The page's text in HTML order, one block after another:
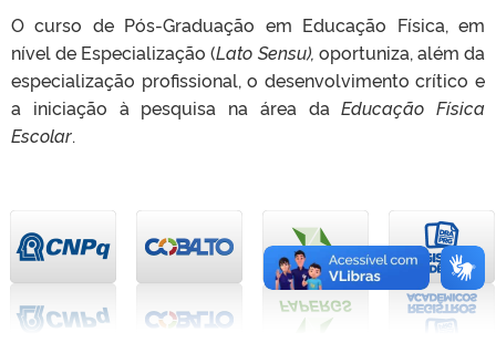
O curso de Pós-Graduação em Educação Física, em
nível de Especialização (Lato Sensu), oportuniza, além da
especialização profissional, o desenvolvimento crítico e
a iniciação à pesquisa na área daEducação Física
Escolar.